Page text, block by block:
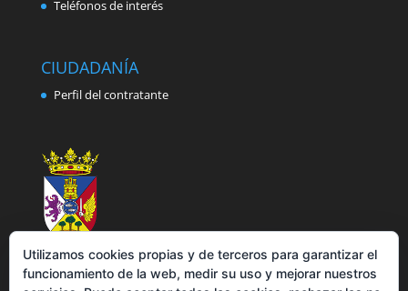
Teléfonos de interés
CIUDADANÍA
Perfil del contratante
Utilizamos cookies propias y de terceros para garantizar el
funcionamiento de la web, medir su uso y mejorar nuestros